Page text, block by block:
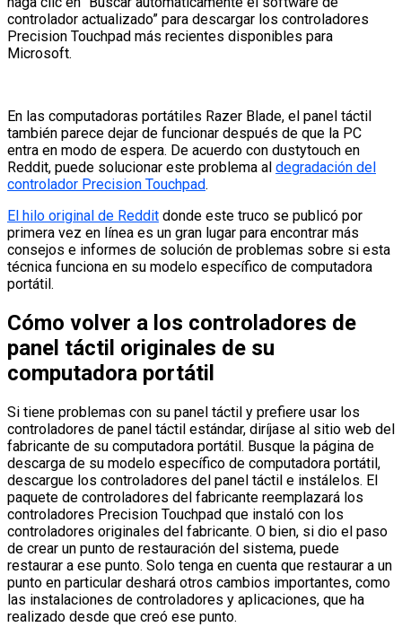
controlador actualizado” para descargar los controladores
Precision Touchpad más recientes disponibles para
Microsoft.
En las computadoras portátiles Razer Blade, el panel táctil
también parece dejar de funcionar después de que la PC
entra en modo de espera. De acuerdo con dustytouch en
Reddit, puede solucionar este problema al degradación del
controlador Precision Touchpad.
El hilo original de Reddit donde este truco se publicó por
primera vez en línea es un gran lugar para encontrar más
consejos e informes de solución de problemas sobre si esta
técnica funciona en su modelo específico de computadora
portátil.
Cómo volver a los controladores de
panel táctil originales de su
computadora portátil
Si tiene problemas con su panel táctil y prefiere usar los
controladores de panel táctil estándar, diríjase al sitio web del
fabricante de su computadora portátil. Busque la página de
descarga de su modelo específico de computadora portátil,
descargue los controladores del panel táctil e instálelos. El
paquete de controladores del fabricante reemplazará los
controladores Precision Touchpad que instaló con los
controladores originales del fabricante. O bien, si dio el paso
de crear un punto de restauración del sistema, puede
restaurar a ese punto. Solo tenga en cuenta que restaurar a un
punto en particular deshará otros cambios importantes, como
las instalaciones de controladores y aplicaciones, que ha
realizado desde que creó ese punto.